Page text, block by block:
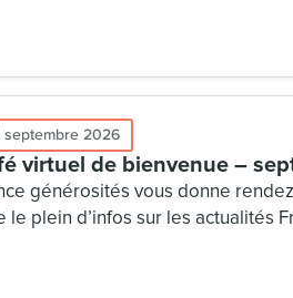
septembre 2026
virtuel de bienvenue –
générosités vous donne
le plein d’infos sur les actualités